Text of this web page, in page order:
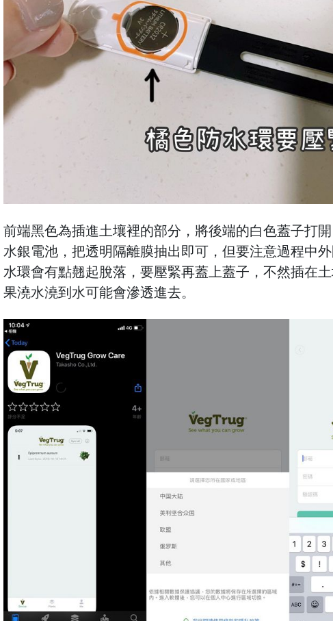
前端黑色為插進土壤裡的部分，將後端的白色蓋子打
水銀電池，把透明隔離膜抽出即可，但要注意過程中
水環會有點翹起脫落，要壓緊再蓋上蓋子，不然插在
果澆水澆到水可能會滲透進去。